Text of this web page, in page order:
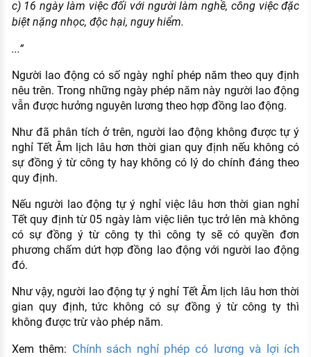
c) 16 ngày làm việc đối với người làm nghề, công việc đặc
biệt nặng nhọc, độc hại, nguy hiểm.
...”
Người lao động có số ngày nghỉ phép năm theo quy định
nêu trên. Trong những ngày phép năm này người lao động
vẫn được hưởng nguyên lương theo hợp đồng lao động.
Như đã phân tích ở trên, người lao động không được tự ý
nghỉ Tết Âm lịch lâu hơn thời gian quy định nếu không có
sự đồng ý từ công ty hay không có lý do chính đáng theo
quy định.
Nếu người lao động tự ý nghỉ việc lâu hơn thời gian nghỉ
Tết quy định từ 05 ngày làm việc liên tục trở lên mà không
có sự đồng ý từ công ty thì công ty sẽ có quyền đơn
phương chấm dứt hợp đồng lao động với người lao động
đó.
Như vậy, người lao động tự ý nghỉ Tết Âm lịch lâu hơn thời
gian quy định, tức không có sự đồng ý từ công ty thì
không được trừ vào phép năm.
Xem thêm: Chính sách nghỉ phép có lương và lợi ích